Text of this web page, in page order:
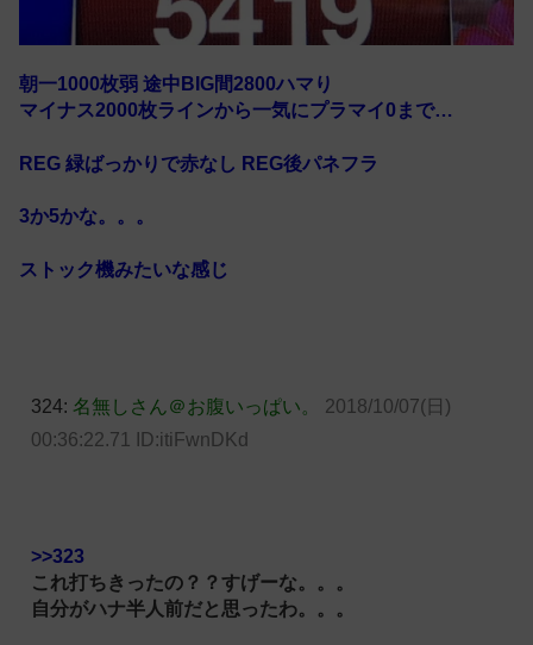
朝一1000枚弱 途中BIG間2800ハマり
マイナス2000枚ラインから一気にプラマイ0まで…
REG 緑ばっかりで赤なし REG後パネフラ
3か5かな。。。
ストック機みたいな感じ
324: 名無しさん＠お腹いっぱい。
2018/10/07(日)
00:36:22.71 ID:itiFwnDKd
>>323
これ打ちきったの？？すげーな。。。
自分がハナ半人前だと思ったわ。。。